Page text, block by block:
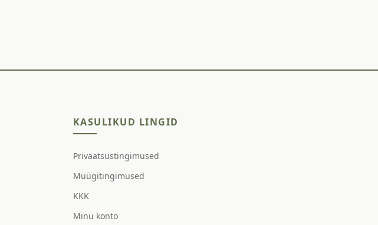
KASULIKUD LINGID
Privaatsustingimused
Müügitingimused
KKK
Minu konto